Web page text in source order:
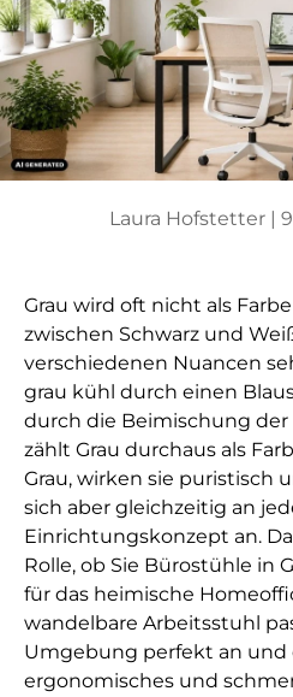
Laura Hofstetter |
Grau wird oft nicht als
zwischen Schwarz und
verschiedenen Nuancen
grau kühl durch einen
durch die Beimischung der
zählt Grau durchaus als
Grau, wirken sie puristisch
sich aber gleichzeitig an
Einrichtungskonzept an.
Rolle, ob Sie Bürostühle in
für das heimische
wandelbare Arbeitsstuhl
Umgebung perfekt an
ergonomisches und